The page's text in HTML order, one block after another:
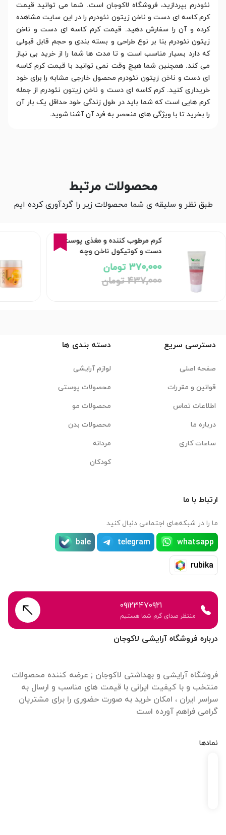
نئودرم بپردازید، فروشگاه لاکوجان است. شما می توانید قیمت
کرم کاسه ای دست و ناخن زیتون نئودرم را در این سایت مشاهده
کرده و آن را سفارش دهید. قیمت کرم کاسه ای دست و ناخن
زیتون نئودرم بنا بر نوع طراحی و بسته بندی و حجم قابل قبولی
که دارد بسیار مناسب است و تا مدت ها شما را از خرید بی نیاز
می کند. همچنین شما هیچ وقت نمی توانید با قیمت کرم کاسه
ای دست و ناخن زیتون نئودرم محصول خارجی مشابه را برای خود
خریداری کنید. کرم کاسه ای دست و ناخن زیتون نئودرم از جمله
کرم هایی است که شما باید در طول زندگی خود حداقل یک بار آن
را بخرید تا با ویژگی های منحصر به فرد آن آشنا شوید.
محصولات مرتبط
طبق نظر و سلیقه ی شما محصولات زیر را گردآوری کرده ایم
کرم مرطوب کننده و مغذی پوست
دست و کوتیکول ناخن وچه
370,000 تومان
437,000 تومان
درباره فروشگاه آرایشی لاکوجان
فروشگاه آرایشی و بهداشتی لاکوجان ; عرضه کننده محصولات
منتخب و با کیفیت ایرانی با قیمت های مناسب و ارسال به
سراسر ایران ، امکان خرید به صورت حضوری را برای مشتریان
گرامی فراهم آورده است
نمادها
دسترسی سریع
صفحه اصلی
قوانین و مقررات
اطلاعات تماس
درباره ما
ساعات کاری
دسته بندی ها
لوازم آرایشی
محصولات پوستی
محصولات مو
محصولات بدن
مردانه
کودکان
ارتباط با ما
ما را در شبکه‌های اجتماعی دنبال کنید
whatsapp
telegram
bale
rubika
۰۹۱۲۳۴۷۰۹۲۱
منتظر صدای گرم شما هستیم